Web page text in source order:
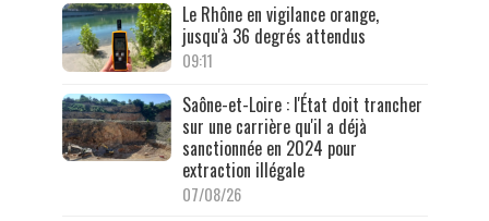
Le Rhône en vigilance orange,
jusqu'à 36 degrés attendus
09:11
Saône-et-Loire : l'État doit trancher
sur une carrière qu'il a déjà
sanctionnée en 2024 pour
extraction illégale
07/08/26